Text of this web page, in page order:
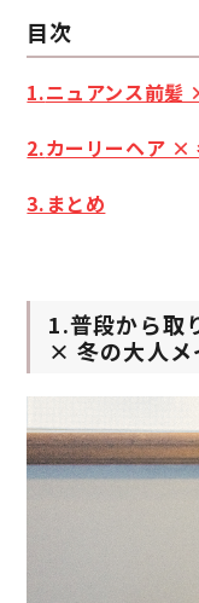
目次
1.ニュアンス前髪
2.カーリーヘア ×
3.まとめ
1.普段から取
× 冬の大人メ